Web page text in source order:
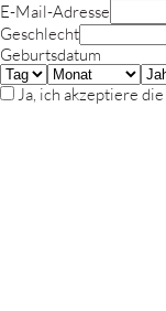
E-Mail-Adresse
Geschlecht
Geburtsdatum
Ja, ich akzeptiere die